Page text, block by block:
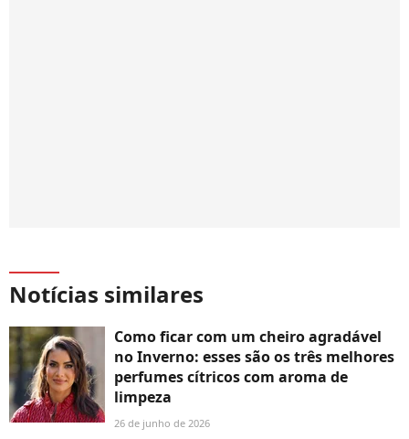
Notícias similares
Como ficar com um cheiro agradável
no Inverno: esses são os três melhores
perfumes cítricos com aroma de
limpeza
26 de junho de 2026